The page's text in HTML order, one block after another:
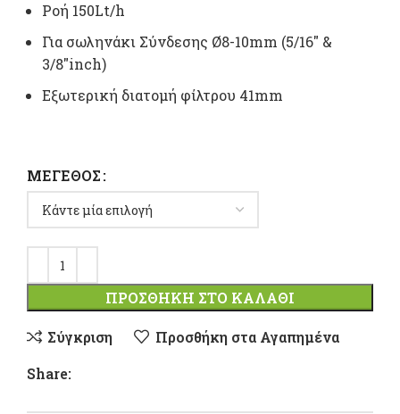
Ροή 150Lt/h
Για σωληνάκι Σύνδεσης Ø8-10mm (5/16″ &
3/8″inch)
Εξωτερική διατομή φίλτρου 41mm
ΜΈΓΕΘΟΣ
ΠΡΟΣΘΉΚΗ ΣΤΟ ΚΑΛΆΘΙ
Σύγκριση
Προσθήκη στα Αγαπημένα
Share: